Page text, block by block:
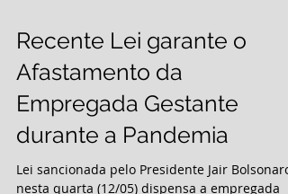
14 de mai. de 2021 1 min de leitura
Recente Lei garante o
Afastamento da
Empregada Gestante
durante a Pandemia